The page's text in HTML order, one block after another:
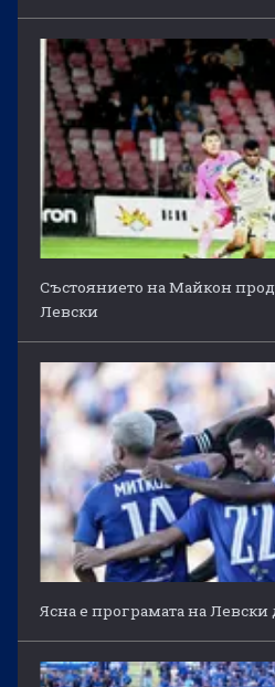
Състоянието на Майкон
Левски
Ясна е програмата на